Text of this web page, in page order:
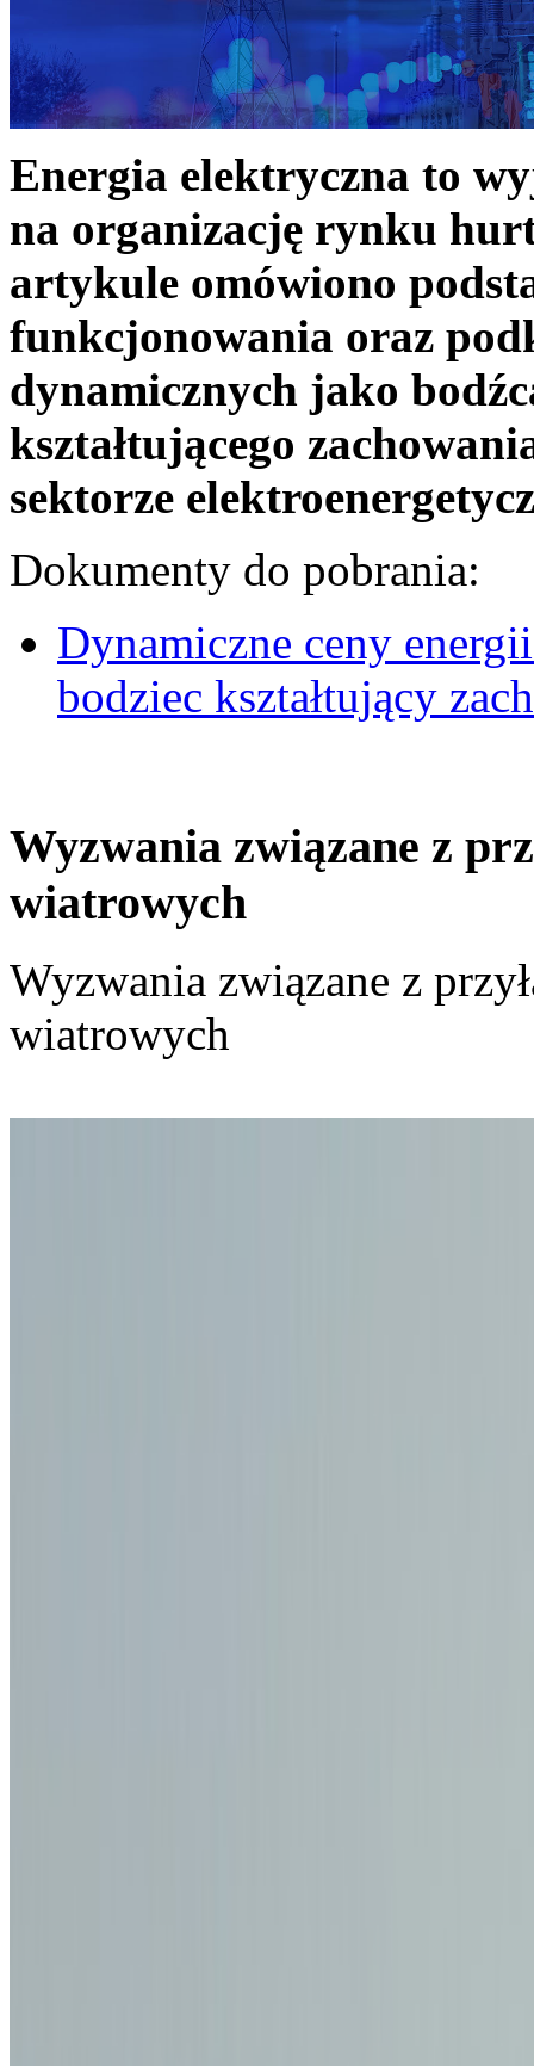
Energia elektryczna to
na organizację rynku
artykule omówiono
funkcjonowania oraz
dynamicznych jako
kształtującego
sektorze
Dokumenty do pobrania:
Dynamiczne ceny
bodziec kształtujący
Wyzwania związane z
wiatrowych
Wyzwania związane z
wiatrowych